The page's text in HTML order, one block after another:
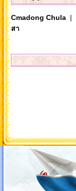
Cmadong Chula|
สา